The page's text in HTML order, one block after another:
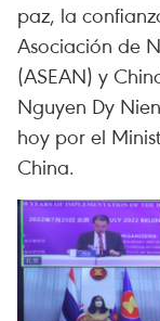
paz, la
Asociación de
(ASEAN) y
Nguyen Dy
hoy por el
China.